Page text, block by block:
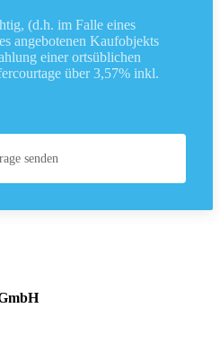
(d.h. im Falle eines
angebotenen Kaufobjekts
einer ortsüblichen
über 3,57% inkl.
senden